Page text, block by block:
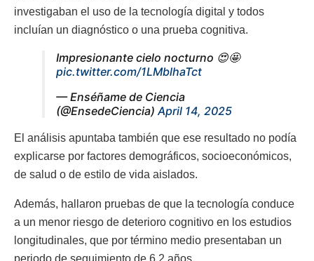
investigaban el uso de la tecnología digital y todos
incluían un diagnóstico o una prueba cognitiva.
Impresionante cielo nocturno 😍🤩
pic.twitter.com/1LMblhaTct
— Enséñame de Ciencia
(@EnsedeCiencia) April 14, 2025
El análisis apuntaba también que ese resultado no podía
explicarse por factores demográficos, socioeconómicos,
de salud o de estilo de vida aislados.
Además, hallaron pruebas de que la tecnología conduce
a un menor riesgo de deterioro cognitivo en los estudios
longitudinales, que por término medio presentaban un
periodo de seguimiento de 6,2 años.